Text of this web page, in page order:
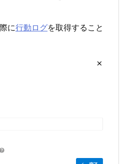
に行動ログを取得すること